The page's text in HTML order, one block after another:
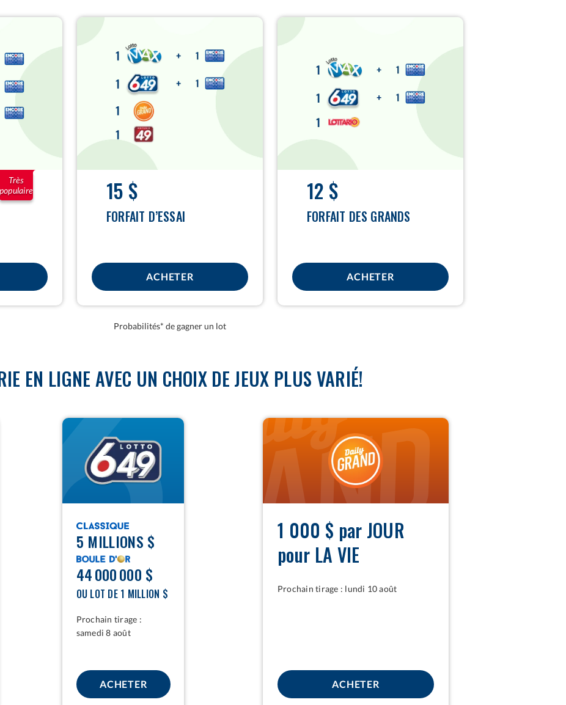
Très
populaire
15
15 $
FORFAIT D’ESSAI
ACHETER
12
12 $
FORFAIT DES GRANDS
ACHETER
Probabilités* de gagner un lot
EN LIGNE AVEC UN CHOIX DE JEUX PLUS VARIÉ!
MAX
LOTTO
5 MILLIONS $
44 000 000 $
OU LOT DE 1 MILLION $
Prochain tirage :
samedi 8 août
ACHETERPOUR LOTTO 6/49
DAILY
GRAND
1 000 $ par JOUR
pour LA VIE
Prochain tirage : lundi 10 août
ACHETERPOUR DAILY GRAND